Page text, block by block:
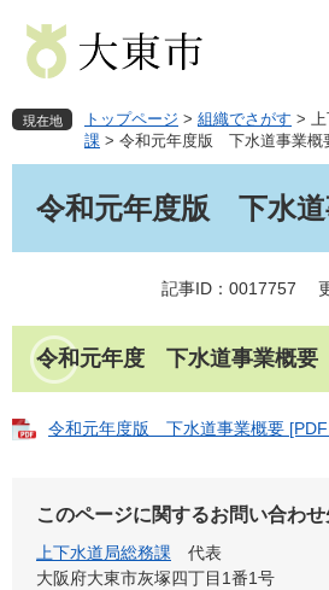
先
で
を
ば
現在地 トップページ > 組織でさがす >
課 > 令和元年度版 下水道事業概
令和元年度版 下水道
記事ID：0017757
令和元年度 下水道事業概要
令和元年度版 下水道事業概要
このページに関するお問い合わせ
上下水道局総務課
代表
大阪府大東市灰塚四丁目1番1号